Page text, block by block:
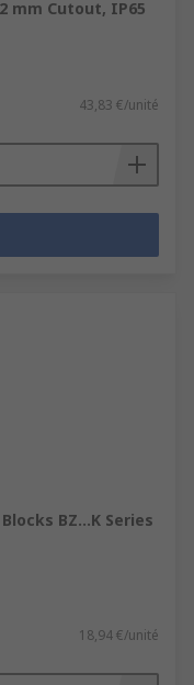
mm Cutout, IP65
43,83 €/unité
BZ...K Series
18,94 €/unité